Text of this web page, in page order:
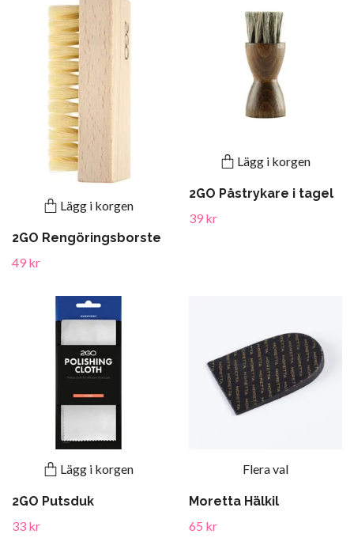
Lägg i korgen
2GO Rengöringsborste
49 kr
Lägg i korgen
2GO Påstrykare i tagel
39 kr
Lägg i korgen
2GO Putsduk
33 kr
Flera val
Moretta Hälkil
65 kr